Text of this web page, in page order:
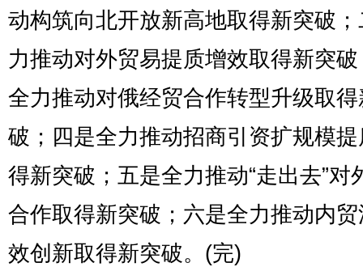
动构筑向北开放新高地取得新突破
力推动对外贸易提质增效取得新突
全力推动对俄经贸合作转型升级取
破；四是全力推动招商引资扩规模
得新突破；五是全力推动“走出去”对
合作取得新突破；六是全力推动内
效创新取得新突破。(完)